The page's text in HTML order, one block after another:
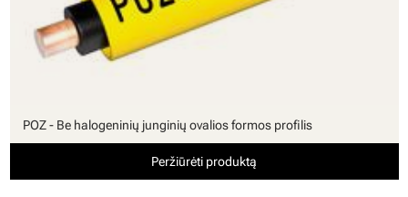
POZ - Be halogeninių junginių ovalios formos profilis
Peržiūrėti produktą